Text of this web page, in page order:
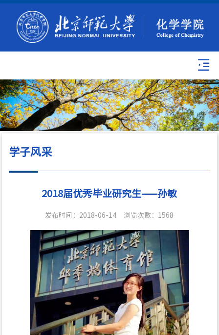
学子风采
2018届优秀毕业研究生——孙敏
发布时间：2018-06-14 浏览次数： 1568